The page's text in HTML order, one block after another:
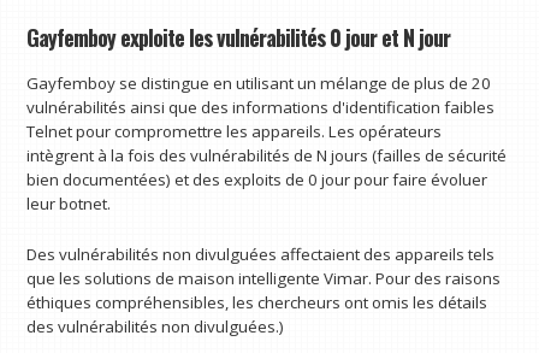
Gayfemboy exploite les vulnérabilités 0 jour et N jour
Gayfemboy se distingue en utilisant un mélange de plus de 20
vulnérabilités ainsi que des informations d'identification faibles
Telnet pour compromettre les appareils. Les opérateurs
intègrent à la fois des vulnérabilités de N jours (failles de sécurité
bien documentées) et des exploits de 0 jour pour faire évoluer
leur botnet.
Des vulnérabilités non divulguées affectaient des appareils tels
que les solutions de maison intelligente Vimar. Pour des raisons
éthiques compréhensibles, les chercheurs ont omis les détails
des vulnérabilités non divulguées.)